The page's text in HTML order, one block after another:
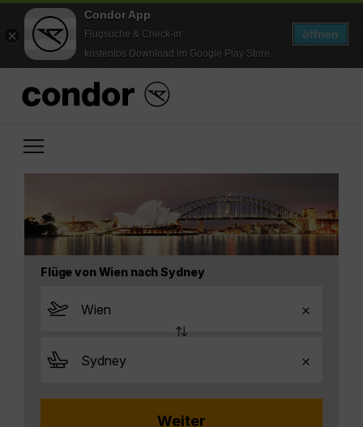
Condor App
Flugsuche & Check-in
kostenlos Download im Google Play Store
öffnen
Flüge von Wien nach Sydney